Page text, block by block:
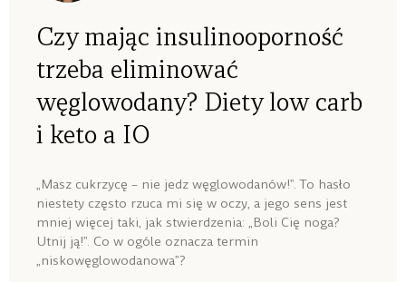
Czy mając insulinooporność
trzeba eliminować
węglowodany? Diety low carb
i keto a IO
„Masz cukrzycę – nie jedz węglowodanów!”. To hasło
niestety często rzuca mi się w oczy, a jego sens jest
mniej więcej taki, jak stwierdzenia: „Boli Cię noga?
Utnij ją!”. Co w ogóle oznacza termin
„niskowęglowodanowa”?